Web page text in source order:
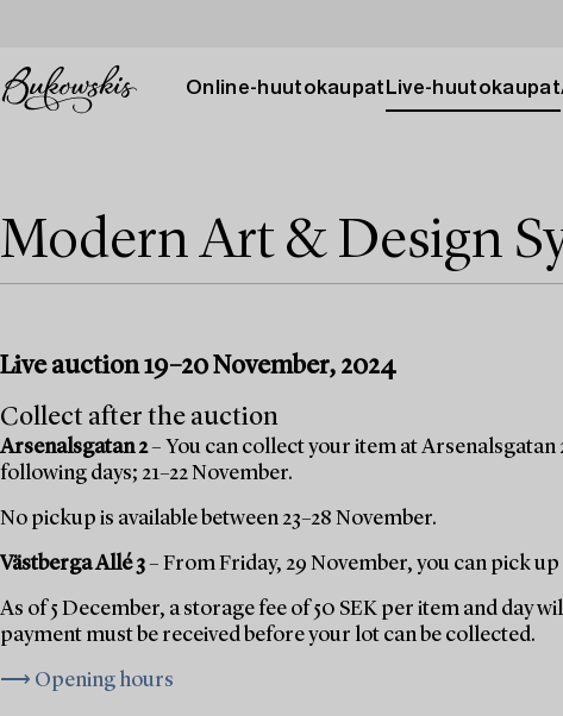
Online-huutokaupat Live-huutokaupat
Modern Art & Design
Live auction 19–20 November, 2024
Collect after the auction
Arsenalsgatan 2– You can collect your item at
following days; 21–22 November.
No pickup is available between 23–28 November.
Västberga Allé 3– From Friday, 29 November, you can pick
As of 5 December, a storage fee of 50 SEK per item and day
payment must be received before your lot can be collected.
⟶ Opening hours